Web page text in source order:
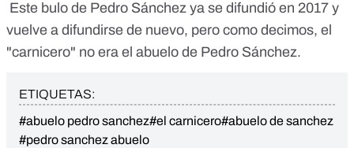
Este bulo de Pedro Sánchez ya se difundió en 2017 y
vuelve a difundirse de nuevo, pero como decimos, el
"carnicero" no era el abuelo de Pedro Sánchez.
ETIQUETAS:
#abuelo pedro sanchez#el carnicero#abuelo de sanchez
#pedro sanchez abuelo